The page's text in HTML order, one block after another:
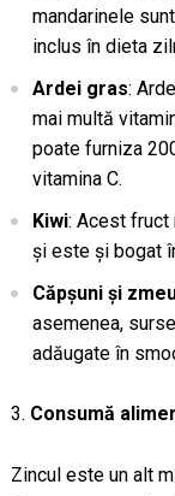
mandarinele
inclus în dieta
Ardei gras:
mai multă
poate furniza
vitamina C.
Kiwi: Acest fruct
și este și bogat
Căpșuni și
asemenea,
adăugate în
Consumă
Zincul este un alt